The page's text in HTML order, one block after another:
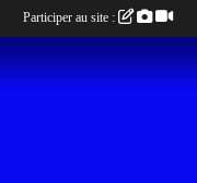
Participer au site :